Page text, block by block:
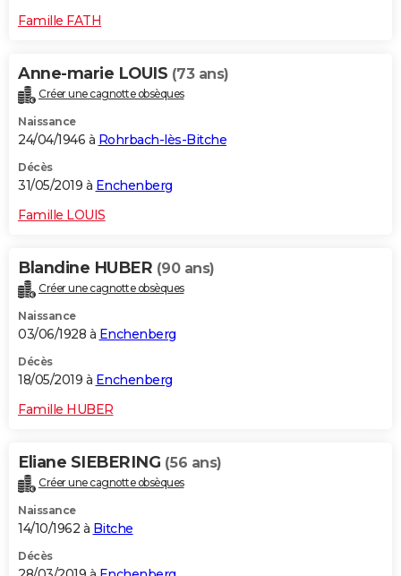
Famille FATH
Anne-marie LOUIS (73 ans)
Créer une cagnotte obsèques
Naissance
24/04/1946 à Rohrbach-lès-Bitche
Décès
31/05/2019 à Enchenberg
Famille LOUIS
Blandine HUBER (90 ans)
Créer une cagnotte obsèques
Naissance
03/06/1928 à Enchenberg
Décès
18/05/2019 à Enchenberg
Famille HUBER
Eliane SIEBERING (56 ans)
Créer une cagnotte obsèques
Naissance
14/10/1962 à Bitche
Décès